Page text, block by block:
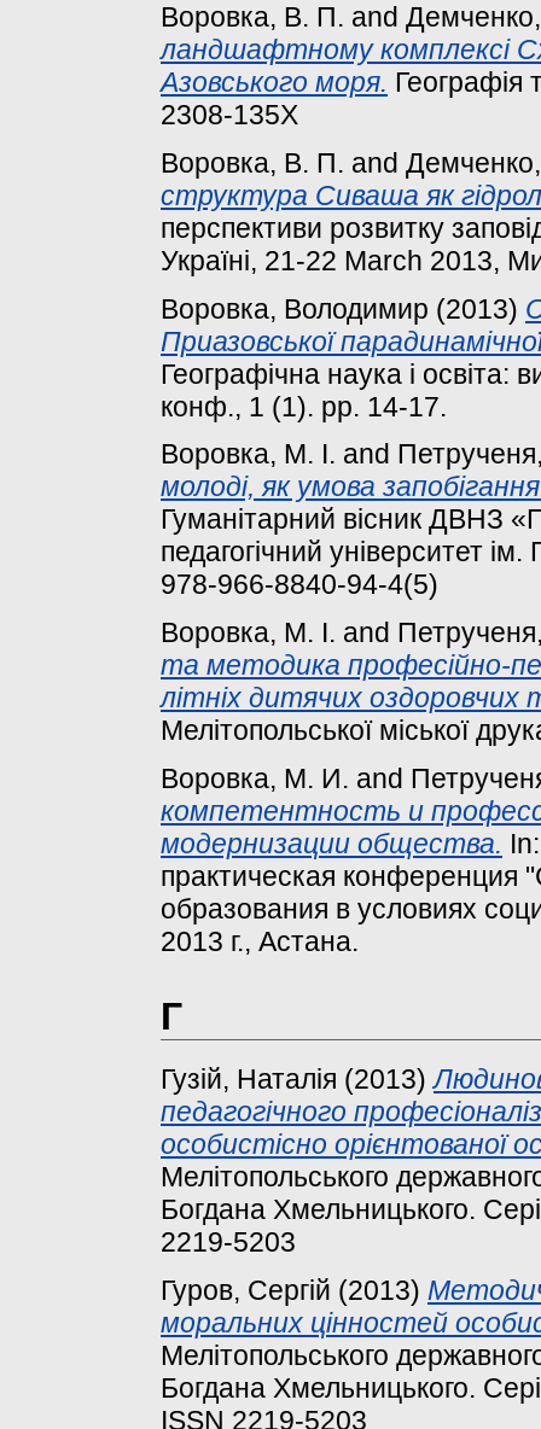
Воровка, В. П. and
ландшафтному комплексі
Азовського моря. Географія
2308-135X
Воровка, В. П. and
структура Сиваша як
перспективи розвитку
Україні, 21-22 March 2013,
Воровка, Володимир (2013)
Приазовської
Географічна наука і освіта:
конф., 1 (1). pp. 14-17.
Воровка, М. І. and
молоді, як умова
Гуманітарний вісник ДВНЗ
педагогічний університет
978-966-8840-94-4(5)
Воровка, М. І. and
та методика професійно-
літніх дитячих оздоровчих
Мелітопольської міської
Воровка, М. И. and
компетентность и
модернизации общества.
практическая
образования в условиях
2013 г., Астана.
Г
Гузій, Наталія (2013)
педагогічного
особистісно орієнтованої
Мелітопольського
Богдана Хмельницького.
2219-5203
Гуров, Сергій (2013)
моральних цінностей
Мелітопольського
Богдана Хмельницького.
ISSN 2219-5203